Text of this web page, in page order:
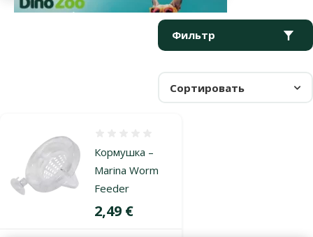
Фильтр
Сортировать
Продукты в категории Автоматические кормушки
Кормушка –
Marina Worm
Feeder
Цена
2,49 €